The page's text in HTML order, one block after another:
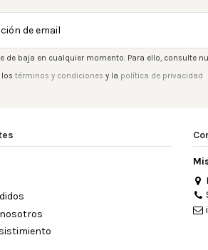
de baja en cualquier momento. Para ello, consulte
los términos y condiciones y la política de privacidad